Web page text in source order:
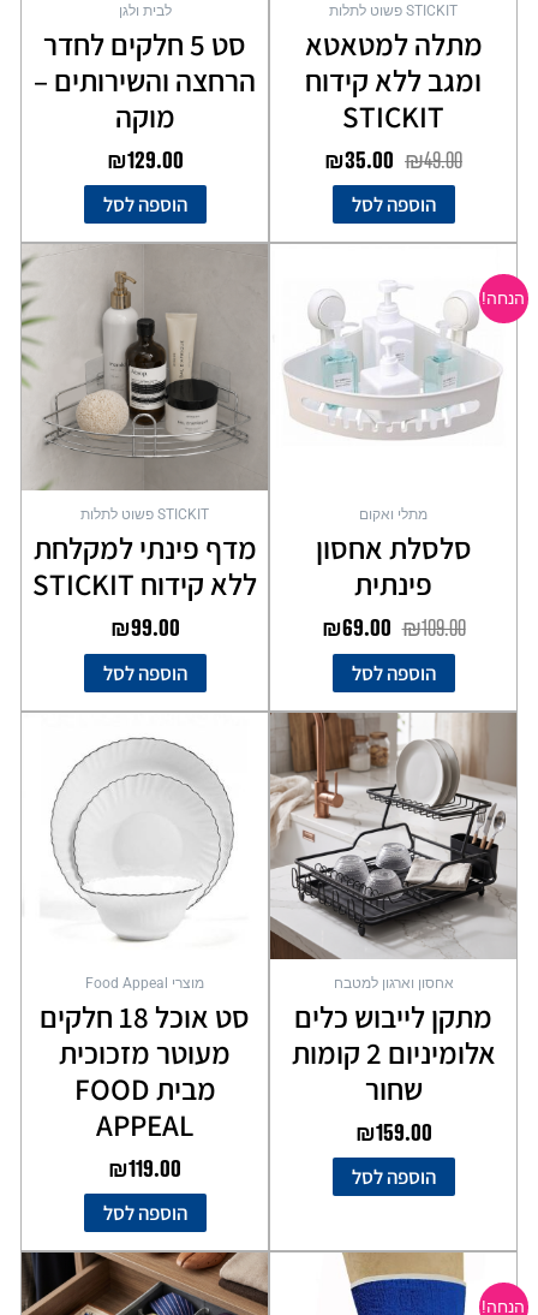
STICKIT פשוט לתלות
מתלה למטאטא
ומגב ללא קידוח
STICKIT
₪49.00
₪35.00
הוספה לסל
לבית ולגן
סט 5 חלקים לחדר
הרחצה והשירותים –
מוקה
₪129.00
הוספה לסל
הנחה!
מתלי ואקום
סלסלת אחסון
פינתית
₪109.00
המקורי
היה:
₪109.00.
₪69.00
הנוכחי
הוא:
₪69.00.
הוספה לסל
STICKIT פשוט לתלות
מדף פינתי למקלחת
ללא קידוח STICKIT
₪99.00
הוספה לסל
אחסון וארגון למטבח
מתקן לייבוש כלים
אלומיניום 2 קומות
שחור
₪159.00
הוספה לסל
מוצרי Food Appeal
סט אוכל 18 חלקים
מעוטר מזכוכית
מבית FOOD
APPEAL
₪119.00
הוספה לסל
הנחה!
המחיר
המקורי
המחיר
הנוכחי
למוצר
זה